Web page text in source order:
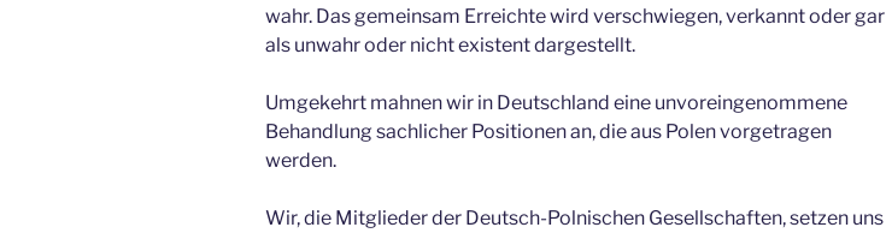
wahr. Das gemeinsam Erreichte wird verschwiegen, verkannt oder gar
als unwahr oder nicht existent dargestellt.
Umgekehrt mahnen wir in Deutschland eine unvoreingenommene
Behandlung sachlicher Positionen an, die aus Polen vorgetragen
werden.
Wir, die Mitglieder der Deutsch-Polnischen Gesellschaften, setzen uns